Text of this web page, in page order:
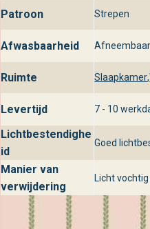
Patroon Strepen
Afwasbaarheid
Ruimte Slaapkamer,
Levertijd 7 - 10
Lichtbestendighe
id
Goed
Manier van
verwijdering
Licht